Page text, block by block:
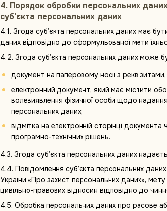
4. Порядок обробки персональних
суб’єкта персональних даних
4.1. Згода суб’єкта персональних даних має
даних відповідно до сформульованої мети
4.2. Згода суб’єкта персональних даних може
документ на паперовому носії з
електронний документ, який має містити
волевиявлення фізичної особи щодо
персональних даних;
відмітка на електронній сторінці
програмно-технічних рішень.
4.3. Згода суб’єкта персональних даних
4.4. Повідомлення суб’єкта персональних
України «Про захист персональних даних»,
цивільно-правових відносин відповідно до
4.5. Обробка персональних даних про расове або